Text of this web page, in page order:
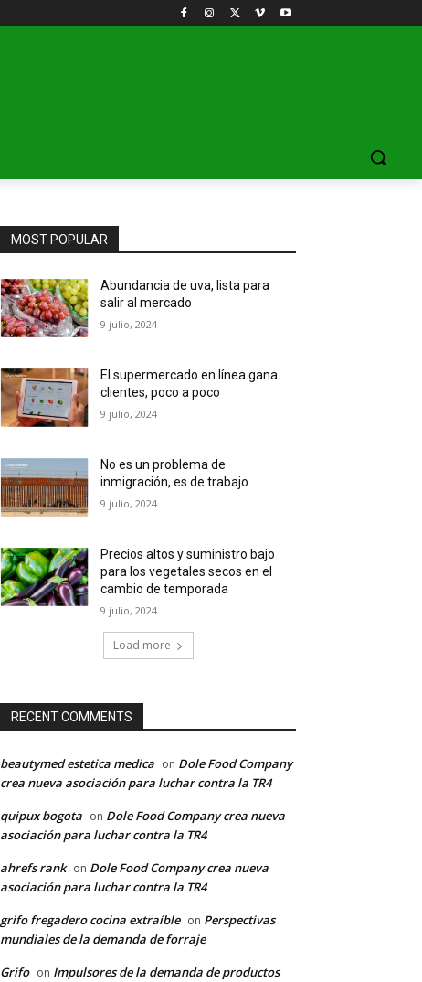
MOST POPULAR
Abundancia de uva, lista para
salir al mercado
9 julio, 2024
El supermercado en línea gana
clientes, poco a poco
9 julio, 2024
No es un problema de
inmigración, es de trabajo
9 julio, 2024
Precios altos y suministro bajo
para los vegetales secos en el
cambio de temporada
9 julio, 2024
Load more
RECENT COMMENTS
beautymed estetica medica on Dole Food Company
crea nueva asociación para luchar contra la TR4
quipux bogota on Dole Food Company crea nueva
asociación para luchar contra la TR4
ahrefs rank on Dole Food Company crea nueva
asociación para luchar contra la TR4
grifo fregadero cocina extraíble on Perspectivas
mundiales de la demanda de forraje
Grifo on Impulsores de la demanda de productos